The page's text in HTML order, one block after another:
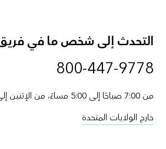
التحدث إلى شخص ما في فريق
800-447-9778
من 7:00 صباحًا إلى 5:00 مساءً، من الإثنين إلى الجمعة
خارج الولايات المتحدة